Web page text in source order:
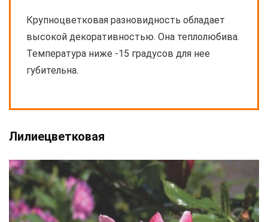
Крупноцветковая разновидность обладает
высокой декоративностью. Она теплолюбива.
Температура ниже -15 градусов для нее
губительна.
Лилиецветковая